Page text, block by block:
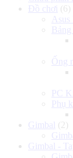
Đồ chơi (6)
Ống
PC
Phụ
Gimbal (2)
Gimbal -